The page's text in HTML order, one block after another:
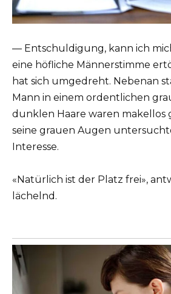
— Entschuldigung, kann ich
eine höfliche Männerstimme
hat sich umgedreht. Nebenan
Mann in einem ordentlichen
dunklen Haare waren makellos
seine grauen Augen
Interesse.
«Natürlich ist der Platz frei»,
lächelnd.